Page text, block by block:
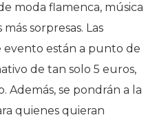
moda flamenca, música
sorpresas. Las
evento están a punto de
de tan solo 5 euros,
Además, se pondrán a la
quienes quieran